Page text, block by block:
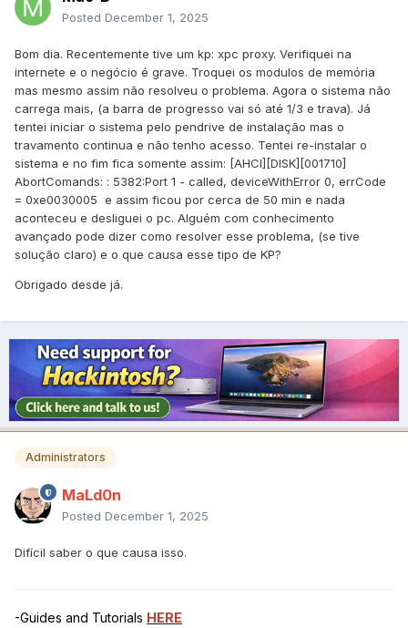
Posted December 1, 2025
Bom dia. Recentemente tive um kp: xpc proxy. Verifiquei na
internete e o negócio é grave. Troquei os modulos de memória
mas mesmo assim não resolveu o problema. Agora o sistema não
carrega mais, (a barra de progresso vai só até 1/3 e trava). Já
tentei iniciar o sistema pelo pendrive de instalação mas o
travamento continua e não tenho acesso. Tentei re-instalar o
sistema e no fim fica somente assim: [AHCI][DISK][001710]
AbortComands: : 5382:Port 1 - called, deviceWithError 0, errCode
= 0xe0030005 e assim ficou por cerca de 50 min e nada
aconteceu e desliguei o pc. Alguém com conhecimento
avançado pode dizer como resolver esse problema, (se tive
solução claro) e o que causa esse tipo de KP?
Obrigado desde já.
Administrators
MaLd0n
Posted December 1, 2025
Difícil saber o que causa isso.
-Guides and Tutorials HERE